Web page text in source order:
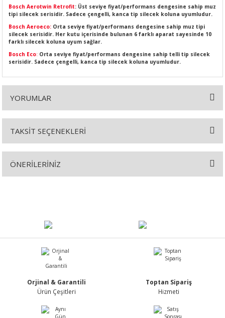
Bosch Aerotwin Retrofit: Üst seviye fiyat/performans dengesine sahip muz
tipi silecek serisidir. Sadece çengelli, kanca tip silecek koluna uyumludur.
Bosch Aeroeco: Orta seviye fiyat/performans dengesine sahip muz tipi
silecek serisidir. Her kutu içerisinde bulunan 6 farklı aparat sayesinde 10
farklı silecek koluna uyum sağlar.
Bosch Eco: Orta seviye fiyat/performans dengesine sahip telli tip silecek
serisidir. Sadece çengelli, kanca tip silecek koluna uyumludur.
YORUMLAR
TAKSİT SEÇENEKLERİ
ÖNERİLERİNİZ
Ürün açıklamasında eksik bilgiler bulunuyor.
Ürün bilgilerinde hatalar bulunuyor.
Ürün fiyatı diğer sitelerden daha pahalı.
Bu ürüne benzer farklı alternatifler olmalı.
Orjinal & Garantili
Ürün Çeşitleri
Toptan Sipariş
Hizmeti